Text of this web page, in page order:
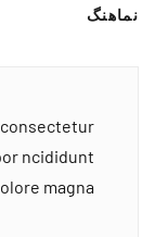
نماهنگ
ncididunt
magna